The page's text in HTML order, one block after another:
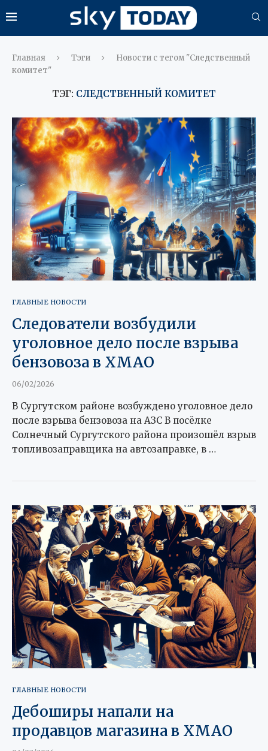
Главная Тэги
Новости с тегом "Следственный
комитет"
ТЭГ: СЛЕДСТВЕННЫЙ КОМИТЕТ
ГЛАВНЫЕ НОВОСТИ
Следователи возбудили
уголовное дело после взрыва
бензовоза в ХМАО
06/02/2026
В Сургутском районе возбуждено уголовное дело
после взрыва бензовоза на АЗС В посёлке
Солнечный Сургутского района произошёл взрыв
топливозаправщика на автозаправке, в …
ГЛАВНЫЕ НОВОСТИ
Дебоширы напали на
продавцов магазина в ХМАО